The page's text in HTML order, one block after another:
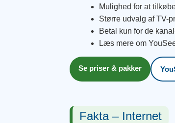
Mulighed for at
Større udvalg af TV-
Betal kun for de
Læs mere om
Se priser & pakker
Fakta – Internet